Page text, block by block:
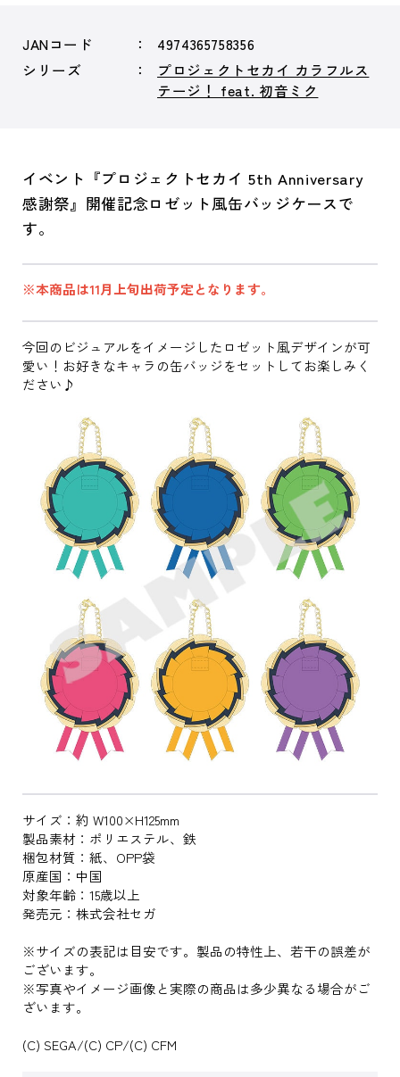
JANコード
4974365758356
シリーズ
プロジェクトセカイ カラフルス
テージ！ feat. 初音ミク
イベント『プロジェクトセカイ 5th Anniversary
感謝祭』開催記念ロゼット風缶バッジケースで
す。
※本商品は11月上旬出荷予定となります。
今回のビジュアルをイメージしたロゼット風デザインが可
愛い！お好きなキャラの缶バッジをセットしてお楽しみく
ださい♪
サイズ：約 W100×H125mm
製品素材：ポリエステル、鉄
梱包材質：紙、OPP袋
原産国：中国
対象年齢：15歳以上
発売元：株式会社セガ
※サイズの表記は目安です。製品の特性上、若干の誤差が
ございます。
※写真やイメージ画像と実際の商品は多少異なる場合がご
ざいます。
(C) SEGA/(C) CP/(C) CFM